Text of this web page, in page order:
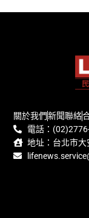
關於我們新聞聯絡
電話：
地址：台北市